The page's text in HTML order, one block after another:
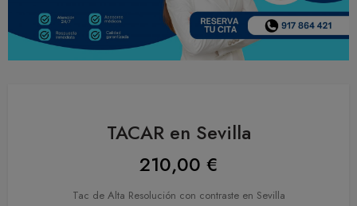
TACAR en Sevilla
210,00 €
Tac de Alta Resolución con contraste en Sevilla